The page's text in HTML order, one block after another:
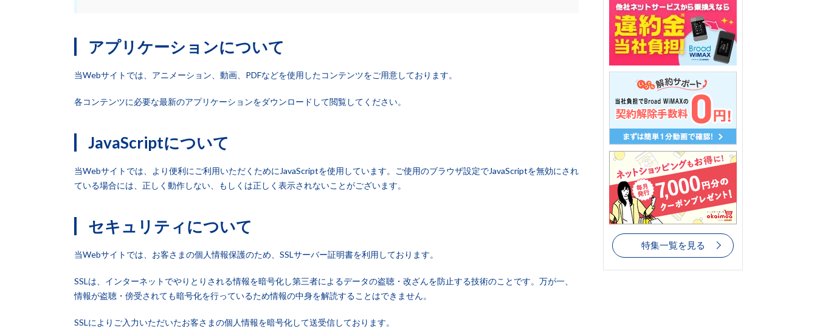
アプリケーションについて
当Webサイトでは、アニメーション、動画、PDFなどを使用したコンテンツをご用意しております。
各コンテンツに必要な最新のアプリケーションをダウンロードして閲覧してください。
JavaScriptについて
当Webサイトでは、より便利にご利用いただくためにJavaScriptを使用しています。ご使用のブラウザ設定でJavaScriptを無効にされ
ている場合には、正しく動作しない、もしくは正しく表示されないことがございます。
セキュリティについて
当Webサイトでは、お客さまの個人情報保護のため、SSLサーバー証明書を利用しております。
SSLは、インターネットでやりとりされる情報を暗号化し第三者によるデータの盗聴・改ざんを防止する技術のことです。万が一、
情報が盗聴・傍受されても暗号化を行っているため情報の中身を解読することはできません。
SSLによりご入力いただいたお客さまの個人情報を暗号化して送受信しております。
特集一覧を見る